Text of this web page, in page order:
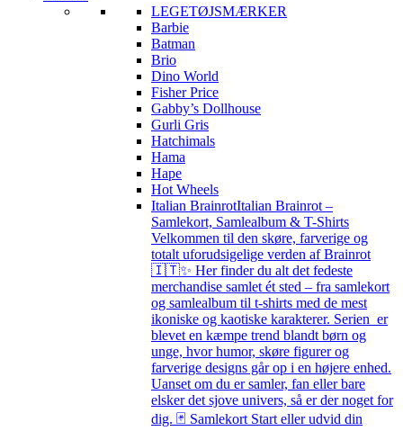
LEGETØJSMÆRKER
Barbie
Batman
Brio
Dino World
Fisher Price
Gabby’s Dollhouse
Gurli Gris
Hatchimals
Hama
Hape
Hot Wheels
Italian BrainrotItalian Brainrot –
Samlekort, Samlealbum & T-Shirts
Velkommen til den skøre, farverige og
totalt uforudsigelige verden af Brainrot
🇮🇹✨ Her finder du alt det fedeste
merchandise samlet ét sted – fra samlekort
og samlealbum til t-shirts med de mest
ikoniske og kaotiske karakterer. Serien er
blevet en kæmpe trend blandt børn og
unge, hvor humor, skøre figurer og
farverige designs går op i en højere enhed.
Uanset om du er samler, fan eller bare
elsker det sjove univers, så er der noget for
dig. 🃏 Samlekort Start eller udvid din